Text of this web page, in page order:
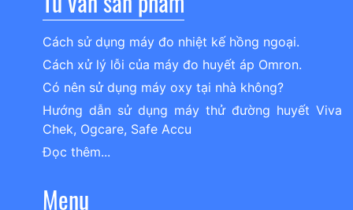
Cách sử dụng máy đo nhiệt kế hồng ngoại.
Cách xử lý lỗi của máy đo huyết áp Omron.
Có nên sử dụng máy oxy tại nhà không?
Hướng dẫn sử dụng máy thử đường huyết Viva
Chek, Ogcare, Safe Accu
Đọc thêm...
Menu